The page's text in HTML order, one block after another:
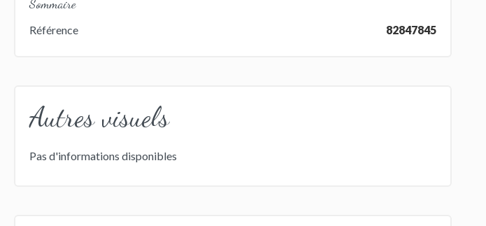
Sommaire
Référence 82847845
Autres visuels
Pas d'informations disponibles